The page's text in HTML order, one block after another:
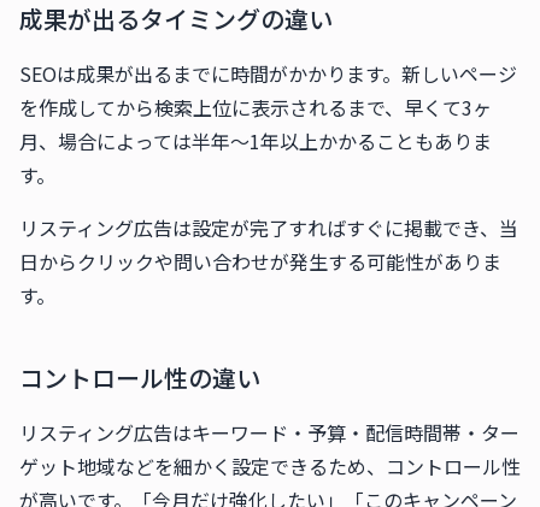
成果が出るタイミングの違い
SEOは成果が出るまでに時間がかかります。新しいページ
を作成してから検索上位に表示されるまで、早くて3ヶ
月、場合によっては半年〜1年以上かかることもありま
す。
リスティング広告は設定が完了すればすぐに掲載でき、当
日からクリックや問い合わせが発生する可能性がありま
す。
コントロール性の違い
リスティング広告はキーワード・予算・配信時間帯・ター
ゲット地域などを細かく設定できるため、コントロール性
が高いです。「今月だけ強化したい」「このキャンペーン